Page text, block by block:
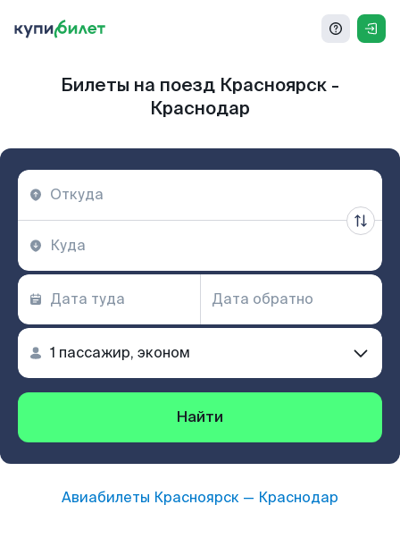
Билеты на поезд Красноярск -
Краснодар
Найти
Авиабилеты Красноярск — Краснодар